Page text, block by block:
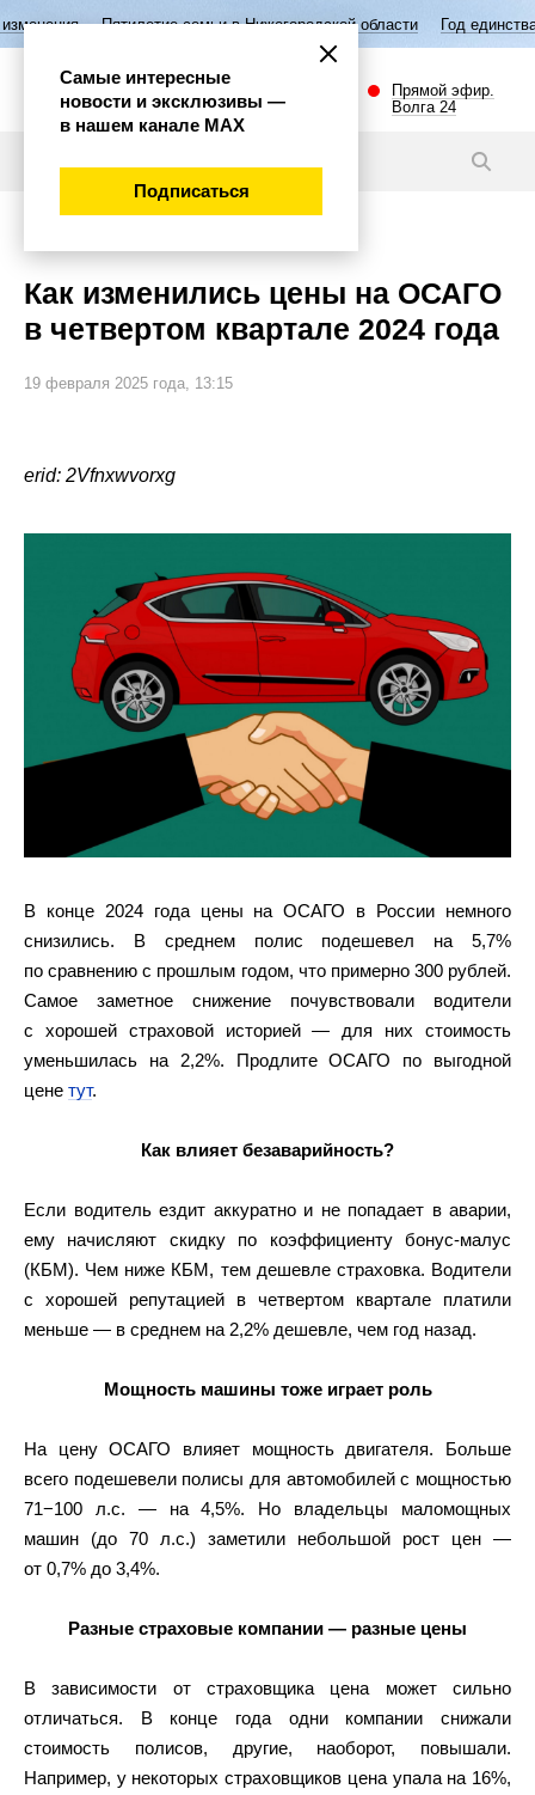
семьи в Нижегородской области Год единства народов России
Прямой эфир.
Волга 24
Как изменились цены на ОСАГО
в четвертом квартале 2024 года
19 февраля 2025 года, 13:15
erid: 2Vfnxwvorxg
В конце 2024 года цены на ОСАГО в России немного
снизились. В среднем полис подешевел на 5,7%
по сравнению с прошлым годом, что примерно 300 рублей.
Самое заметное снижение почувствовали водители
с хорошей страховой историей — для них стоимость
уменьшилась на 2,2%. Продлите ОСАГО по выгодной
цене тут.
Как влияет безаварийность?
Если водитель ездит аккуратно и не попадает в аварии,
ему начисляют скидку по коэффициенту бонус-малус
(КБМ). Чем ниже КБМ, тем дешевле страховка. Водители
с хорошей репутацией в четвертом квартале платили
меньше — в среднем на 2,2% дешевле, чем год назад.
Мощность машины тоже играет роль
На цену ОСАГО влияет мощность двигателя. Больше
всего подешевели полисы для автомобилей с мощностью
71−100 л.с. — на 4,5%. Но владельцы маломощных
машин (до 70 л.с.) заметили небольшой рост цен —
от 0,7% до 3,4%.
Разные страховые компании — разные цены
В зависимости от страховщика цена может сильно
отличаться. В конце года одни компании снижали
стоимость полисов, другие, наоборот, повышали.
Например, у некоторых страховщиков цена упала на 16%,
Самые интересные
новости и эксклюзивы —
в нашем канале МАХ
Подписаться